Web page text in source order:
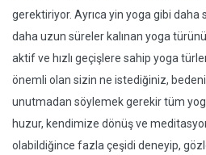
gerektiriyor. Ayrıca yin yoga gibi daha
daha uzun süreler kalınan yoga
aktif ve hızlı geçişlere sahip yoga
önemli olan sizin ne istediğiniz,
unutmadan söylemek gerekir tüm
huzur, kendimize dönüş ve
olabildiğince fazla çeşidi deneyip,